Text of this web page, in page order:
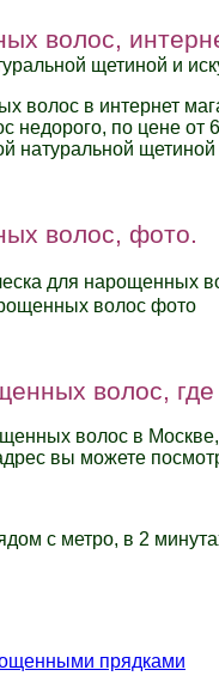
волос,
щетиной и
волос в интернет
недорого, по цене от
натуральной
волос, фото.
волос,
волос в
вы можете
с метро, в 2
прядками